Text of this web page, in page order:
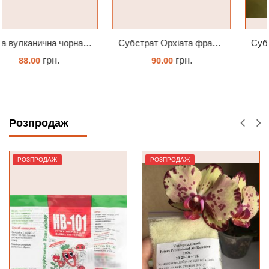
Субстрат Орхіата фракція 9-12мм
90.00
Субстрат для підлітків орхідей 4 л
104.00
Розпродаж
РОЗПРОДАЖ РОЗПРОДАЖ